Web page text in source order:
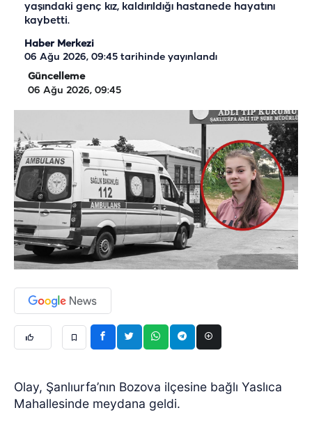
yaşındaki genç kız, kaldırıldığı hastanede hayatını
kaybetti.
Haber Merkezi
06 Ağu 2026, 09:45 tarihinde yayınlandı
Güncelleme
06 Ağu 2026, 09:45
Olay, Şanlıurfa’nın Bozova ilçesine bağlı Yaslıca
Mahallesinde meydana geldi.